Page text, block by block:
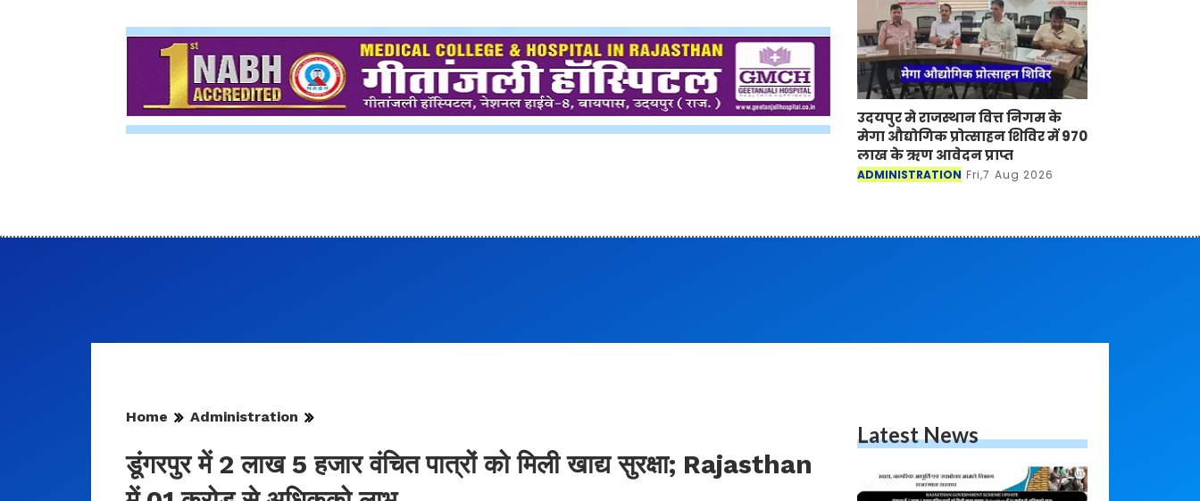
उदयपुर मे राजस्थान वित्त निगम के
मेगा औद्योगिक प्रोत्साहन शिविर में 970
लाख के ऋण आवेदन प्राप्त
ADMINISTRATION Fri,7 Aug 2026
Home Administration
डूंगरपुर में 2 लाख 5 हजार वंचित पात्रों को मिली खाद्य सुरक्षा; Rajasthan
Latest News